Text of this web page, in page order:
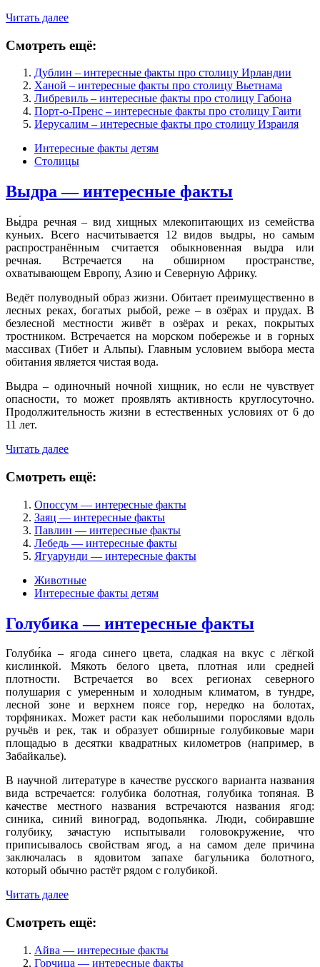
Читать далее
Смотреть ещё:
Дублин – интересные факты про столицу Ирландии
Ханой – интересные факты про столицу Вьетнама
Либревиль – интересные факты про столицу Габона
Порт-о-Пренс – интересные факты про столицу Гаити
Иерусалим – интересные факты про столицу Израиля
Интересные факты детям
Столицы
Выдра — интересные факты
Вы́дра речная – вид хищных млекопитающих из семейства
куньих. Всего насчитывается 12 видов выдры, но самым
распространённым считается обыкновенная выдра или
речная. Встречается на обширном пространстве,
охватывающем Европу, Азию и Северную Африку.
Ведёт полуводный образ жизни. Обитает преимущественно в
лесных реках, богатых рыбой, реже – в озёрах и прудах. В
безлесной местности живёт в озёрах и реках, покрытых
тростником. Встречается на морском побережье и в горных
массивах (Тибет и Альпы). Главным условием выбора места
обитания является чистая вода.
Выдра – одиночный ночной хищник, но если не чувствует
опасности, то может проявлять активность круглосуточно.
Продолжительность жизни в естественных условиях от 6 до
11 лет.
Читать далее
Смотреть ещё:
Опоссум — интересные факты
Заяц — интересные факты
Павлин — интересные факты
Лебедь — интересные факты
Ягуарунди — интересные факты
Животные
Интересные факты детям
Голубика — интересные факты
Голуби́ка – ягода синего цвета, сладкая на вкус с лёгкой
кислинкой. Мякоть белого цвета, плотная или средней
плотности. Встречается во всех регионах северного
полушария с умеренным и холодным климатом, в тундре,
лесной зоне и верхнем поясе гор, нередко на болотах,
торфяниках. Может расти как небольшими порослями вдоль
ручьёв и рек, так и образует обширные голубиковые мари
площадью в десятки квадратных километров (например, в
Забайкалье).
В научной литературе в качестве русского варианта названия
вида встречается: голубика болотная, голубика топяная. В
качестве местного названия встречаются названия ягод:
синика, синий виноград, водопьянка. Люди, собиравшие
голубику, зачастую испытывали головокружение, что
приписывалось свойствам ягод, а на самом деле причина
заключалась в ядовитом запахе багульника болотного,
который обычно растёт рядом с голубикой.
Читать далее
Смотреть ещё:
Айва — интересные факты
Горчица — интересные факты